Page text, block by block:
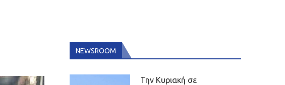
NEWSROOM
Την Κυριακή σε